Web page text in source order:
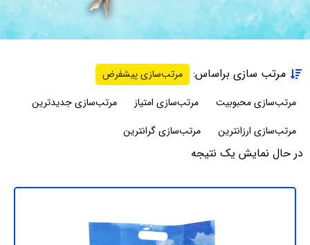
در حال نمایش یک نتیجه
مرتب سازی براساس:
مرتب‌سازی پیشفرض
مرتب‌سازی محبوبیت
مرتب‌سازی امتیاز
مرتب‌سازی جدیدترین
مرتب‌سازی ارزانترین
مرتب‌سازی گرانترین